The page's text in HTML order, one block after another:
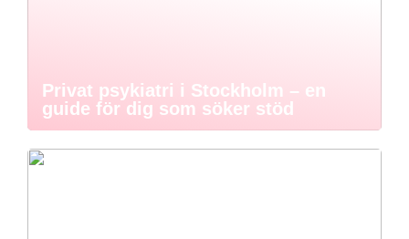
Privat psykiatri i Stockholm – en
guide för dig som söker stöd